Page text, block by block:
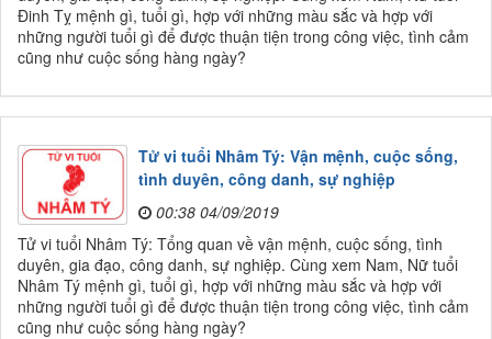
Đinh Tỵ mệnh gì, tuổi gì, hợp với những màu sắc và hợp với
những người tuổi gì để được thuận tiện trong công việc, tình cảm
cũng như cuộc sống hàng ngày?
Tử vi tuổi Nhâm Tý: Vận mệnh, cuộc sống,
tình duyên, công danh, sự nghiệp
00:38 04/09/2019
Tử vi tuổi Nhâm Tý: Tổng quan về vận mệnh, cuộc sống, tình
duyên, gia đạo, công danh, sự nghiệp. Cùng xem Nam, Nữ tuổi
Nhâm Tý mệnh gì, tuổi gì, hợp với những màu sắc và hợp với
những người tuổi gì để được thuận tiện trong công việc, tình cảm
cũng như cuộc sống hàng ngày?